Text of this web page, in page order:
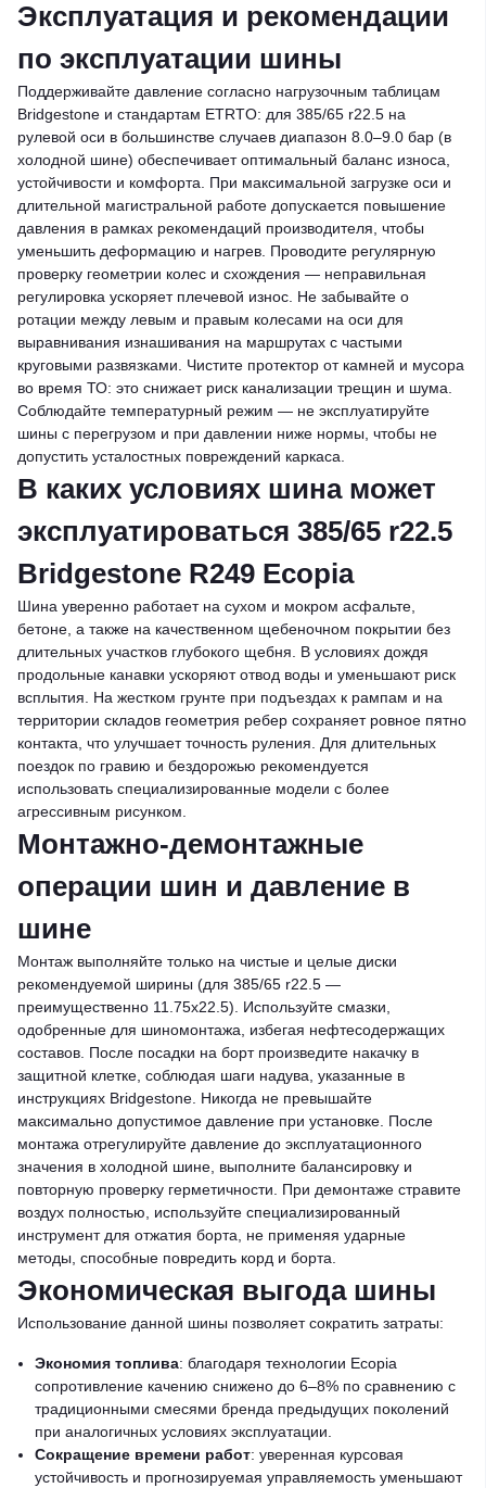
Эксплуатация и рекомендации
по эксплуатации шины
Поддерживайте давление согласно нагрузочным таблицам
Bridgestone и стандартам ETRTO: для 385/65 r22.5 на
рулевой оси в большинстве случаев диапазон 8.0–9.0 бар (в
холодной шине) обеспечивает оптимальный баланс износа,
устойчивости и комфорта. При максимальной загрузке оси и
длительной магистральной работе допускается повышение
давления в рамках рекомендаций производителя, чтобы
уменьшить деформацию и нагрев. Проводите регулярную
проверку геометрии колес и схождения — неправильная
регулировка ускоряет плечевой износ. Не забывайте о
ротации между левым и правым колесами на оси для
выравнивания изнашивания на маршрутах с частыми
круговыми развязками. Чистите протектор от камней и мусора
во время ТО: это снижает риск канализации трещин и шума.
Соблюдайте температурный режим — не эксплуатируйте
шины с перегрузом и при давлении ниже нормы, чтобы не
допустить усталостных повреждений каркаса.
В каких условиях шина может
эксплуатироваться 385/65 r22.5
Bridgestone R249 Ecopia
Шина уверенно работает на сухом и мокром асфальте,
бетоне, а также на качественном щебеночном покрытии без
длительных участков глубокого щебня. В условиях дождя
продольные канавки ускоряют отвод воды и уменьшают риск
всплытия. На жестком грунте при подъездах к рампам и на
территории складов геометрия ребер сохраняет ровное пятно
контакта, что улучшает точность руления. Для длительных
поездок по гравию и бездорожью рекомендуется
использовать специализированные модели с более
агрессивным рисунком.
Монтажно-демонтажные
операции шин и давление в
шине
Монтаж выполняйте только на чистые и целые диски
рекомендуемой ширины (для 385/65 r22.5 —
преимущественно 11.75x22.5). Используйте смазки,
одобренные для шиномонтажа, избегая нефтесодержащих
составов. После посадки на борт произведите накачку в
защитной клетке, соблюдая шаги надува, указанные в
инструкциях Bridgestone. Никогда не превышайте
максимально допустимое давление при установке. После
монтажа отрегулируйте давление до эксплуатационного
значения в холодной шине, выполните балансировку и
повторную проверку герметичности. При демонтаже стравите
воздух полностью, используйте специализированный
инструмент для отжатия борта, не применяя ударные
методы, способные повредить корд и борта.
Экономическая выгода шины
Использование данной шины позволяет сократить затраты:
Экономия топлива: благодаря технологии Ecopia
сопротивление качению снижено до 6–8% по сравнению с
традиционными смесями бренда предыдущих поколений
при аналогичных условиях эксплуатации.
Сокращение времени работ: уверенная курсовая
устойчивость и прогнозируемая управляемость уменьшают